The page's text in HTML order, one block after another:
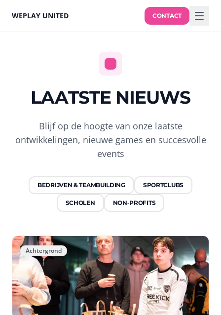
WEPLAY UNITED CONTACT
LAATSTE NIEUWS
Blijf op de hoogte van onze laatste
ontwikkelingen, nieuwe games en succesvolle
events
BEDRIJVEN & TEAMBUILDING SPORTCLUBS
SCHOLEN NON-PROFITS
Achtergrond